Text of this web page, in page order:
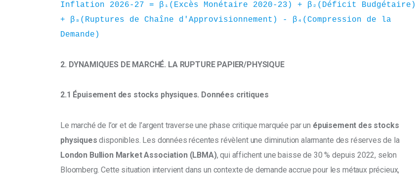
Inflation 2026-27 = β₁(Excès Monétaire 2020-23) + β₂(Déficit Budgétaire)
+ β₃(Ruptures de Chaîne d'Approvisionnement) - β₄(Compression de la
Demande)
2. DYNAMIQUES DE MARCHÉ. LA RUPTURE PAPIER/PHYSIQUE
2.1 Épuisement des stocks physiques. Données critiques
Le marché de l’or et de l’argent traverse une phase critique marquée par un épuisement des stocks
physiques disponibles. Les données récentes révèlent une diminution alarmante des réserves de la
London Bullion Market Association (LBMA), qui affichent une baisse de 30 % depuis 2022, selon
Bloomberg. Cette situation intervient dans un contexte de demande accrue pour les métaux précieux,